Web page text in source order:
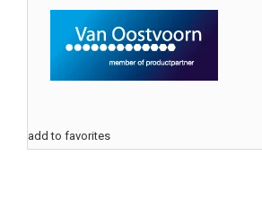
add to favorites